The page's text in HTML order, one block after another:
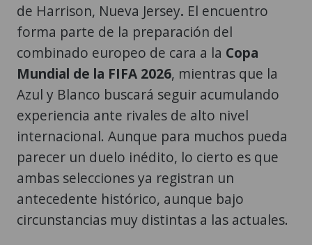
de Harrison, Nueva Jersey. El encuentro
forma parte de la preparación del
combinado europeo de cara a la Copa
Mundial de la FIFA 2026, mientras que la
Azul y Blanco buscará seguir acumulando
experiencia ante rivales de alto nivel
internacional. Aunque para muchos pueda
parecer un duelo inédito, lo cierto es que
ambas selecciones ya registran un
antecedente histórico, aunque bajo
circunstancias muy distintas a las actuales.